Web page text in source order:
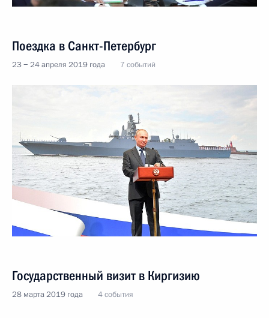
Поездка в Санкт-Петербург
23 − 24 апреля 2019 года 7 событий
Государственный визит в Киргизию
28 марта 2019 года 4 события